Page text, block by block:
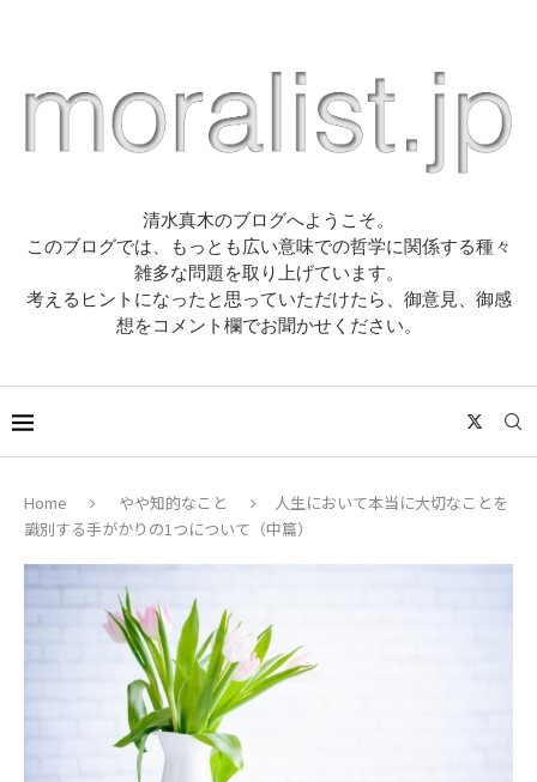
清水真木のブログへようこそ。
このブログでは、もっとも広い意味での哲学に関係する種々
雑多な問題を取り上げています。
考えるヒントになったと思っていただけたら、御意見、御感
想をコメント欄でお聞かせください。
Home やや知的なこと
人生において本当に大切なことを
識別する手がかりの1つについて（中篇）